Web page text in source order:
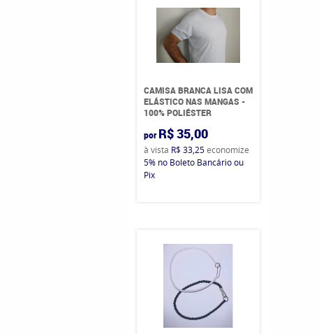
CAMISA BRANCA LISA COM
ELÁSTICO NAS MANGAS -
100% POLIÉSTER
por R$ 35,00
à vista R$ 33,25economize
5% no Boleto Bancário ou
Pix